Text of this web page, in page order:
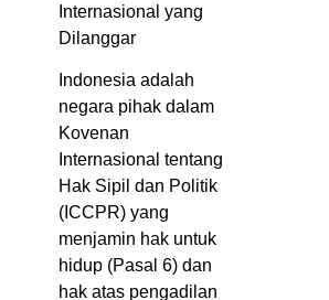
Internasional yang
Dilanggar
Indonesia adalah
negara pihak dalam
Kovenan
Internasional tentang
Hak Sipil dan Politik
(ICCPR) yang
menjamin hak untuk
hidup (Pasal 6) dan
hak atas pengadilan